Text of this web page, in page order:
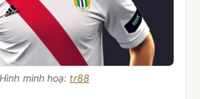
Hình minh hoạ: tr88